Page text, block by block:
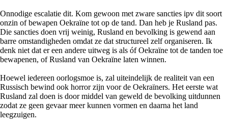
Onnodige escalatie dit. Kom gewoon met zware sancties ipv dit soort
onzin of bewapen Oekraïne tot op de tand. Dan heb je Rusland pas.
Die sancties doen vrij weinig, Rusland en bevolking is gewend aan
barre omstandigheden omdat ze dat structureel zelf organiseren. Ik
denk niet dat er een andere uitweg is als óf Oekraïne tot de tanden toe
bewapenen, of Rusland van Oekraïne laten winnen.
Hoewel iedereen oorlogsmoe is, zal uiteindelijk de realiteit van een
Russisch bewind ook horror zijn voor de Oekraïners. Het eerste wat
Rusland zal doen is door middel van geweld de bevolking uitdunnen
zodat ze geen gevaar meer kunnen vormen en daarna het land
leegzuigen.